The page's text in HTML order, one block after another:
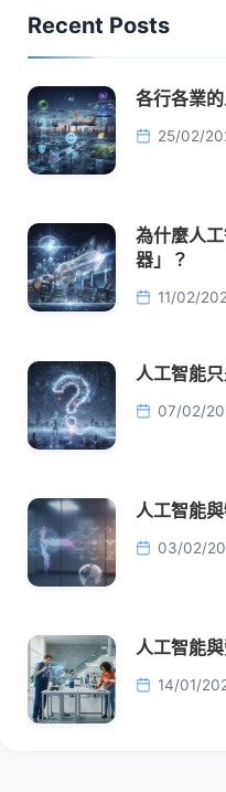
Recent Posts
各行各業
25/02/
為什麼人
器」？
11/02/
人工智能
07/02/
人工智能
03/02/
人工智能
14/01/